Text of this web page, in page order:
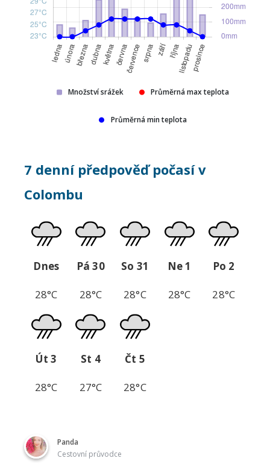
Množství srážek Průměrná max teplota
Průměrná min teplota
7 denní předpověď počasí v
Colombu
Dnes
28°C
Pá 30
28°C
So 31
28°C
Ne 1
28°C
Po 2
28°C
Út 3
28°C
St 4
27°C
Čt 5
28°C
Panda
Cestovní průvodce